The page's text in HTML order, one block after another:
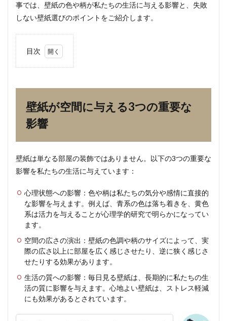
事では、壁紙の色や柄が私たちの生活に与える影響と、失敗
しない壁紙選びのポイントをご紹介します。
目次
与え
る3
つの
重要
2
部屋
途別
おす
すめ
の壁
紙選
び
2.1
リビ
ング
ルー
ムの
壁紙
2.2
壁紙が空間に与える3つの重要な
影響
壁紙は単なる部屋の装飾ではありません。以下の3つの重要な
影響を私たちの生活に与えています：
心理状態への影響：色や柄は私たちの気分や感情に直接的
な影響を与えます。例えば、青系の色は落ち着きを、黄色
系は活力を与えることが心理学的研究で明らかになってい
ます。
空間の広さの演出：壁紙の色調や柄のサイズによって、実
際の広さ以上に部屋を広く感じさせたり、逆に狭く感じさ
せたりする効果があります。
生活の質への影響：毎日見る壁紙は、長期的に私たちの生
活の質に影響を与えます。心地よい壁紙は、ストレス軽減
にも効果があるとされています。